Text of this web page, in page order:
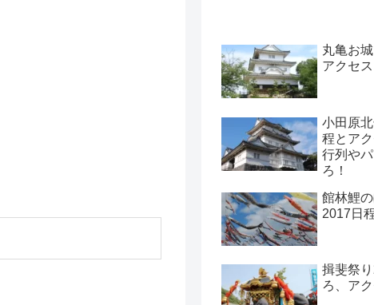
丸亀お
アクセ
小田原
程とア
行列や
ろ！
館林鯉
2017日
揖斐祭
ろ、ア